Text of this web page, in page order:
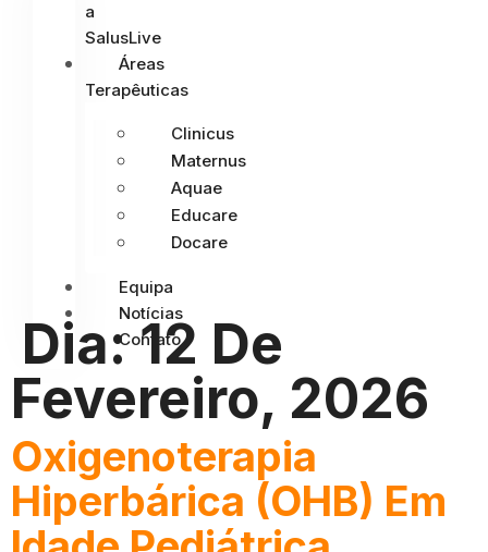
a
SalusLive
Áreas
Terapêuticas
Clinicus
Maternus
Aquae
Educare
Docare
Equipa
Notícias
Contato
Dia:12 De
Fevereiro, 2026
Oxigenoterapia
Hiperbárica (OHB) Em